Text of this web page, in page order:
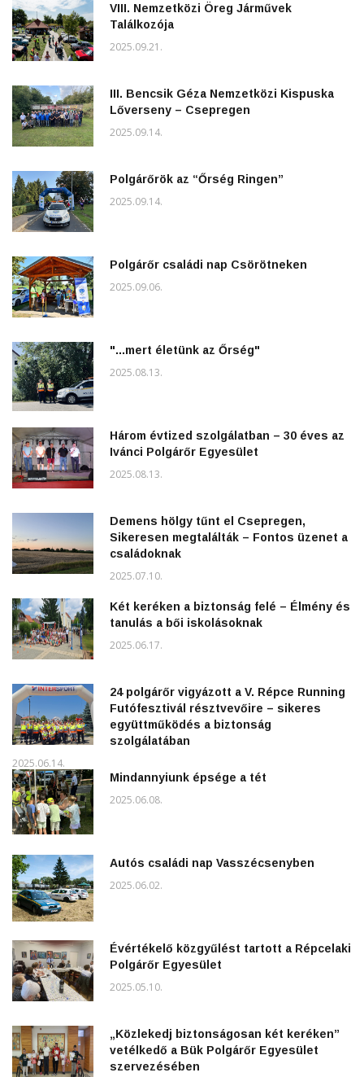
VIII. Nemzetközi Öreg Járművek
Találkozója
2025.09.21.
III. Bencsik Géza Nemzetközi Kispuska
Lőverseny – Csepregen
2025.09.14.
Polgárőrök az “Őrség Ringen”
2025.09.14.
Polgárőr családi nap Csörötneken
2025.09.06.
"...mert életünk az Őrség"
2025.08.13.
Három évtized szolgálatban – 30 éves az
Ivánci Polgárőr Egyesület
2025.08.13.
Demens hölgy tűnt el Csepregen,
Sikeresen megtalálták – Fontos üzenet a
családoknak
2025.07.10.
Két keréken a biztonság felé – Élmény és
tanulás a bői iskolásoknak
2025.06.17.
24 polgárőr vigyázott a V. Répce Running
Futófesztivál résztvevőire – sikeres
együttműködés a biztonság
szolgálatában
2025.06.14.
Mindannyiunk épsége a tét
2025.06.08.
Autós családi nap Vasszécsenyben
2025.06.02.
Évértékelő közgyűlést tartott a Répcelaki
Polgárőr Egyesület
2025.05.10.
„Közlekedj biztonságosan két keréken”
vetélkedő a Bük Polgárőr Egyesület
szervezésében